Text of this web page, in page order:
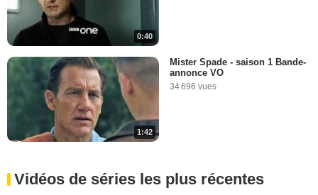
0:40
1:42
Mister Spade - saison 1 Bande-
annonce VO
34 696 vues
Vidéos de séries les plus récentes